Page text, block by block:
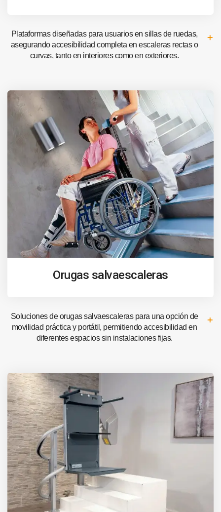
Plataformas diseñadas para usuarios en sillas de ruedas,
asegurando accesibilidad completa en escaleras rectas o
curvas, tanto en interiores como en exteriores.
Orugas salvaescaleras
Soluciones de orugas salvaescaleras para una opción de
movilidad práctica y portátil, permitiendo accesibilidad en
diferentes espacios sin instalaciones fijas.